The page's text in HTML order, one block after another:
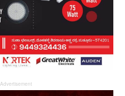
Advertisement